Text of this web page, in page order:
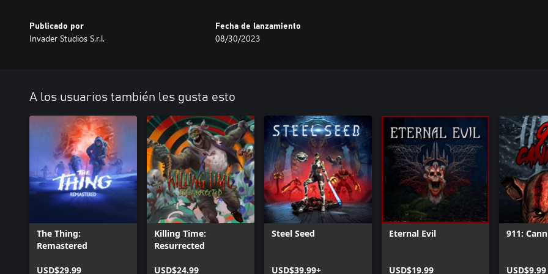
Publicado por
Invader Studios S.r.l.
Fecha de lanzamiento
08/30/2023
A los usuarios también les gusta esto
The Thing:
Remastered
USD$29.99
Killing Time:
Resurrected
USD$24.99
Steel Seed
USD$39.99+
Eternal Evil
USD$19.99
911:
USD$9.99